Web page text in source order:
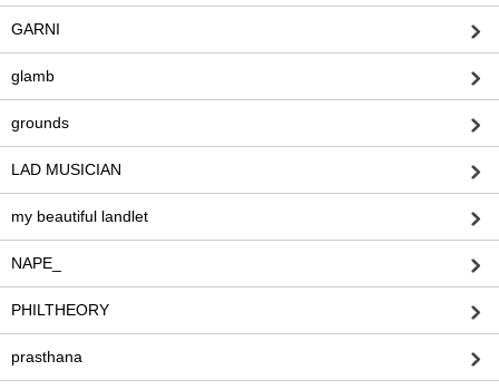
GARNI
glamb
grounds
LAD MUSICIAN
my beautiful landlet
NAPE_
PHILTHEORY
prasthana